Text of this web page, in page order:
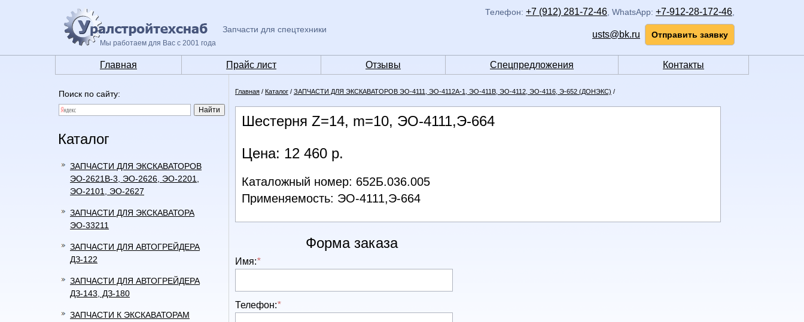
Мы работаем для Вас с 2001 года
Запчасти для спецтехники
Телефон: +7 (912) 281-72-46 WhatsApp: +7-912-28-172-46
usts@bk.ru Отправить заявку
Главная Прайс лист Отзывы Спецпредложения Контакты
Поиск по сайту:
Каталог
ЗАПЧАСТИ ДЛЯ ЭКСКАВАТОРОВ
ЭО-2621В-3, ЭО-2626, ЭО-2201,
ЭО-2101, ЭО-2627
ЗАПЧАСТИ ДЛЯ ЭКСКАВАТОРА
ЭО-33211
ЗАПЧАСТИ ДЛЯ АВТОГРЕЙДЕРА
ДЗ-122
ЗАПЧАСТИ ДЛЯ АВТОГРЕЙДЕРА
ДЗ-143, ДЗ-180
ЗАПЧАСТИ К ЭКСКАВАТОРАМ
Главная / Каталог / ЗАПЧАСТИ ДЛЯ ЭКСКАВАТОРОВ ЭО-4111, ЭО-4112А-1, ЭО-411В, ЭО-4112, ЭО-4116, Э-652 (ДОНЭКС) /
Шестерня Z=14, m=10, ЭО-4111,Э-664
Цена: 12 460 р.
Каталожный номер: 652Б.036.005
Применяемость: ЭО-4111,Э-664
Форма заказа
Имя:*
Телефон:*